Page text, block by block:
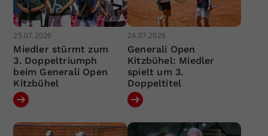
25.07.2026
Miedler stürmt zum
3. Doppeltriumph
beim Generali Open
Kitzbühel
24.07.2026
Generali Open
Kitzbühel: Miedler
spielt um 3.
Doppeltitel